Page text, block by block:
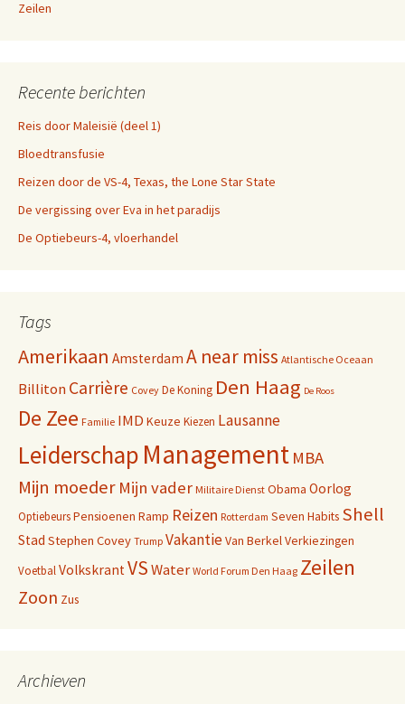
Zeilen
Recente berichten
Reis door Maleisië (deel 1)
Bloedtransfusie
Reizen door de VS-4, Texas, the Lone Star State
De vergissing over Eva in het paradijs
De Optiebeurs-4, vloerhandel
Tags
Amerikaan Amsterdam A near miss Atlantische Oceaan
BillitonCarrière Covey De Koning Den Haag De Roos
De Zee Familie IMD Keuze Kiezen Lausanne
Leiderschap Management MBA
Mijn moeder Mijn vader Militaire Dienst Obama Oorlog
OptiebeursPensioenen Ramp Reizen Rotterdam Seven Habits Shell
Stad Stephen Covey Trump VakantieVan BerkelVerkiezingen
VoetbalVolkskrant VSWater World Forum Den Haag Zeilen
Zoon Zus
Archieven